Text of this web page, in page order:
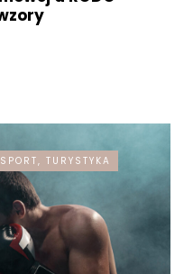
SPORT, TURYSTYKA